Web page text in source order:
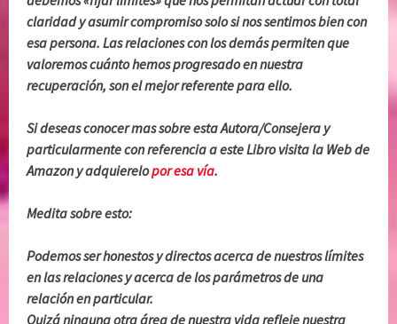
claridad y asumir compromiso solo si nos sentimos bien con
esa persona. Las relaciones con los demás permiten que
valoremos cuánto hemos progresado en nuestra
recuperación, son el mejor referente para ello.
Si deseas conocer mas sobre esta Autora/Consejera y
particularmente con referencia a este Libro visita la Web de
Amazon y adquierelopor esa vía.
Medita sobre esto:
Podemos ser honestos y directos acerca de nuestros límites
en las relaciones y acerca de los parámetros de una
relación en particular.
Quizá ninguna otra área de nuestra vida refleje nuestra